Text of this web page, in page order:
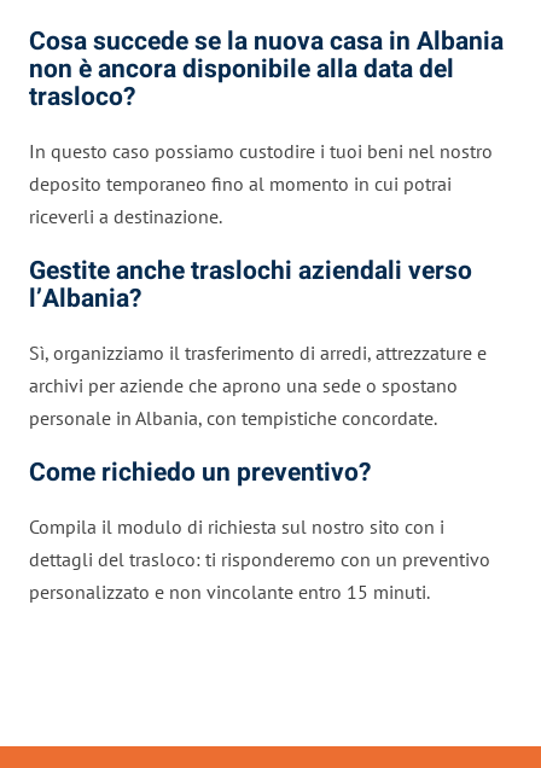
Cosa succede se la nuova casa in Albania
non è ancora disponibile alla data del
trasloco?
In questo caso possiamo custodire i tuoi beni nel nostro
deposito temporaneo fino al momento in cui potrai
riceverli a destinazione.
Gestite anche traslochi aziendali verso
l’Albania?
Sì, organizziamo il trasferimento di arredi, attrezzature e
archivi per aziende che aprono una sede o spostano
personale in Albania, con tempistiche concordate.
Come richiedo un preventivo?
Compila il modulo di richiesta sul nostro sito con i
dettagli del trasloco: ti risponderemo con un preventivo
personalizzato e non vincolante entro 15 minuti.